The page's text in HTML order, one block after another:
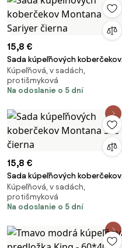
15,8 €
Sada kúpeľňových koberčekov
Montana Sariyer čierna
Kúpeľňová, v sadách,
protišmyková
Na odoslanie o 5 dní
15,8 €
Sada kúpeľňových koberčekov
Montana Sile čierna
Kúpeľňová, v sadách,
protišmyková
Na odoslanie o 5 dní